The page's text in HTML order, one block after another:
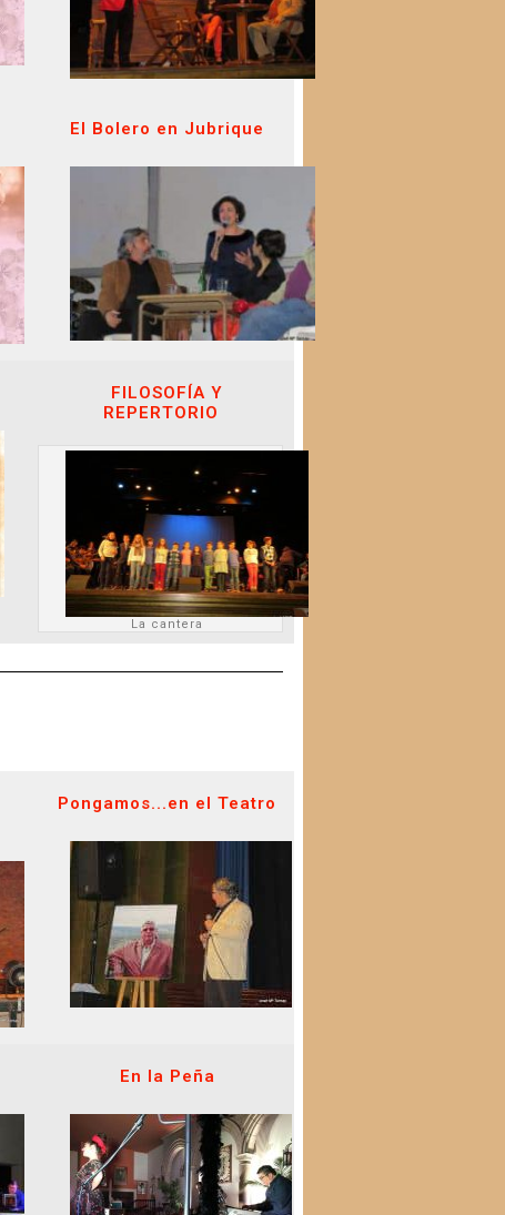
El Bolero en Jubrique
FILOSOFÍA Y
REPERTORIO
La cantera
Pongamos...en el Teatro
En la Peña